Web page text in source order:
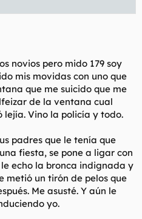
novios pero mido 179 soy
mis movidas con uno que
que me suicido que me
de la ventana cual
Vino la policía y todo.
padres que le tenía que
fiesta, se pone a ligar con
echo la bronca indignada y
metió un tirón de pelos que
Me asusté. Y aún le
yo.